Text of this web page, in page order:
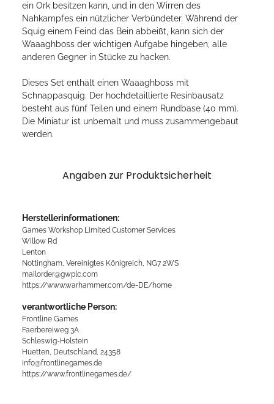
ein Ork besitzen kann, und in den Wirren des
Nahkampfes ein nützlicher Verbündeter. Während der
Squig einem Feind das Bein abbeißt, kann sich der
Waaaghboss der wichtigen Aufgabe hingeben, alle
anderen Gegner in Stücke zu hacken.
Dieses Set enthält einen Waaaghboss mit
Schnappasquig. Der hochdetaillierte Resinbausatz
besteht aus fünf Teilen und einem Rundbase (40 mm).
Die Miniatur ist unbemalt und muss zusammengebaut
werden.
Angaben zur Produktsicherheit
Herstellerinformationen:
Games Workshop Limited Customer Services
Willow Rd
Lenton
Nottingham, Vereinigtes Königreich, NG7 2WS
mailorder@gwplc.com
https://www.warhammer.com/de-DE/home
verantwortliche Person:
Frontline Games
Faerbereiweg 3A
Schleswig-Holstein
Huetten, Deutschland, 24358
info@frontlinegames.de
https://www.frontlinegames.de/